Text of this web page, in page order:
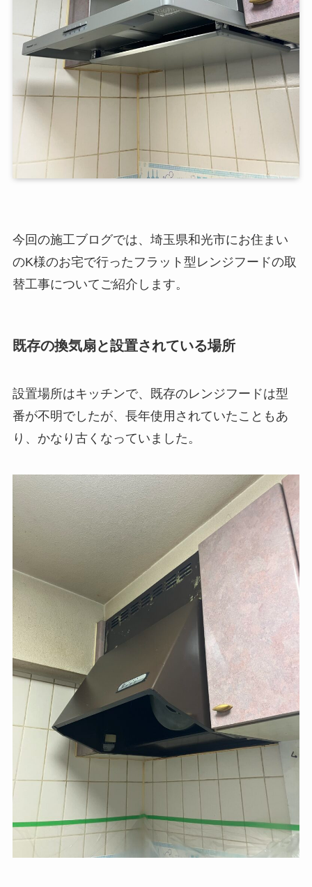
今回の施工ブログでは、埼玉県和光市にお住まい
のK様のお宅で行ったフラット型レンジフードの取
替工事についてご紹介します。
既存の換気扇と設置されている場所
設置場所はキッチンで、既存のレンジフードは型
番が不明でしたが、長年使用されていたこともあ
り、かなり古くなっていました。